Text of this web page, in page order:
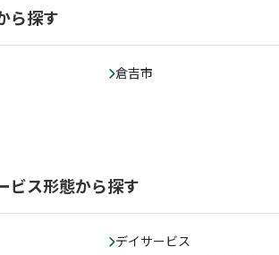
ら探す
倉吉市
ビス形態から探す
デイサービス